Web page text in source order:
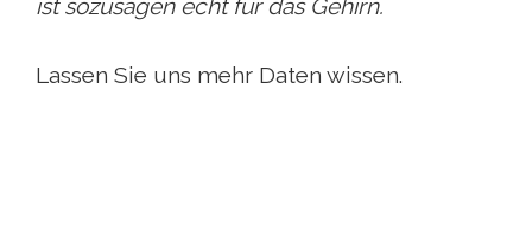
ist sozusagen echt für das Gehirn.
Lassen Sie uns mehr Daten wissen.